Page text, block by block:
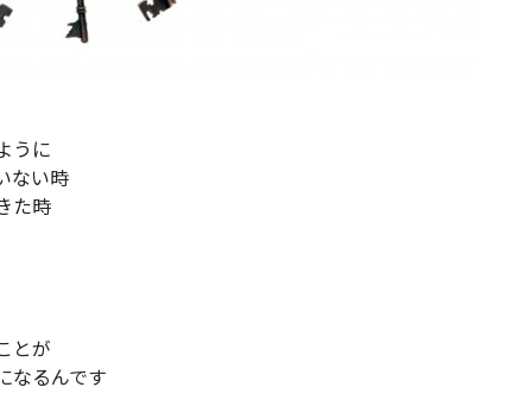
うに
ない時
た時
とが
なるんです